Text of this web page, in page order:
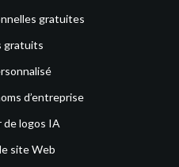
gratuites
gratuits
d’entreprise
logos IA
site Web